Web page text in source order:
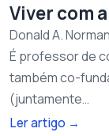
Viver com
Donald A.
É professor de
também co-
(juntamente…
Ler artigo →